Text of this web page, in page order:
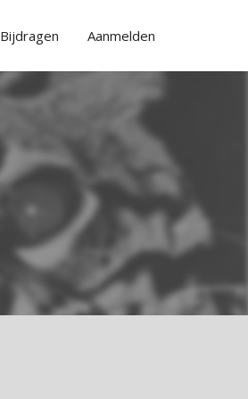
Bijdragen Aanmelden